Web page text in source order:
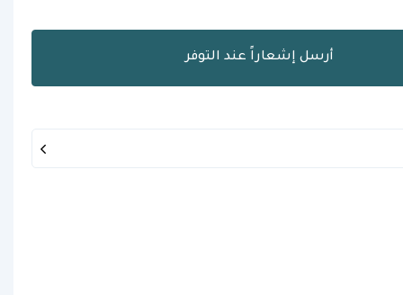
أرسل إشعاراً عند التوفر